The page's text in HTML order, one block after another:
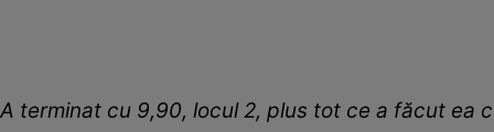
A terminat cu 9,90, locul 2, plus tot ce a făcut ea